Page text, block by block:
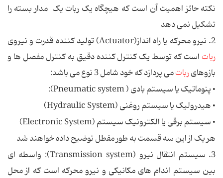
نکته حائز اهمیت آن است که هیچگاه یک ربات یک مدار بسته را
تشکیل نمی دهد
2. نیرو محرکه یا راه انداز(Actuator) تولید کننده قدرت و نیروی
ربات است که توسط یک کنترل کننده دقیق به کنترل مفصل ها و
بازوهایرباتمی پردازد که خود شامل 3 نوع می باشد:
• پنوماتیک یا سیستم بادی ( Pneumatic system):
• هیدرولیک یا سیستم روغنی (Hydraulic System)
• سیستم برقی یا الکترونیک سیستم (Electronic System)
هر یک از این سه قسمت به طور مفطل توضیح داده خواهند شد
3. سیستم انتقال نیرو (Transmission system): واسطه ای
بین سیستم اندام های مکانیکی و نیرو محرکه است که از محل